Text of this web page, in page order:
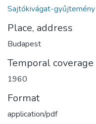
Sajtókivágat-gyűjtemény
Place, address
Budapest
Temporal coverage
1960
Format
application/pdf